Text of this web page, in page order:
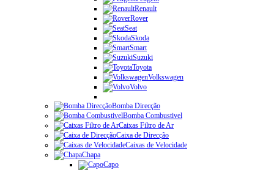
Renault
Rover
Seat
Skoda
Smart
Suzuki
Toyota
Volkswagen
Volvo
Bomba Direcção
Bomba Combustivel
Caixas Filtro de Ar
Caixa de Direcção
Caixas de Velocidade
Chapa
Capo